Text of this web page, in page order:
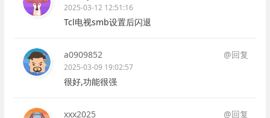
2025-03-12 12:51:16
Tcl电视smb设置后闪退
a0909852 @回复
2025-03-09 19:02:57
很好,功能很强
xxx2025 @回复